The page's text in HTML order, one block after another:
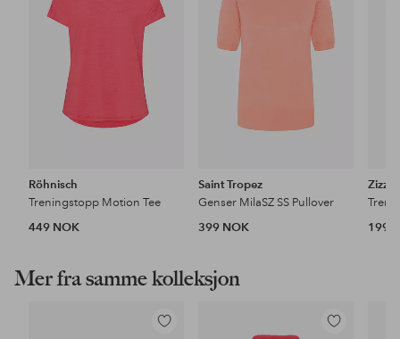
Röhnisch
Treningstopp Motion Tee
449 NOK
Saint Tropez
Genser MilaSZ SS Pullover
399 NOK
Zizzi
199
Mer fra samme kolleksjon
Legg
Legg